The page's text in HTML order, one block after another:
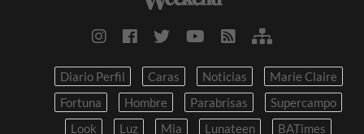
Diario Perfil Caras Noticias
Marie Claire
Fortuna
Hombre Parabrisas
Supercampo
Look
Luz Mia Lunateen BATimes